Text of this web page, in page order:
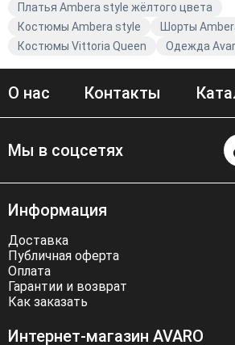
Платья Ambera style жёлтого цвета
Костюмы Ambera style
Шорты
Костюмы Vittoria Queen
Одежда
О нас Контакты
Мы в соцсетях
Информация
Доставка
Публичная оферта
Оплата
Гарантии и возврат
Как заказать
Интернет-магазин AVARO